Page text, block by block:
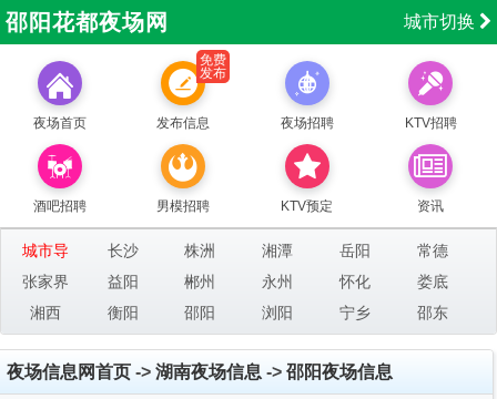
城市切换
邵阳花都夜场网
夜场首页
免费
发布
发布信息 夜场招聘 KTV招聘
酒吧招聘 男模招聘 KTV预定 资讯
城市导
航：
长沙 株洲 湘潭 岳阳
常德
张家界
益阳 郴州 永州 怀化
娄底
湘西
衡阳 邵阳 浏阳 宁乡 邵东
夜场信息网首页 -> 湖南夜场信息 -> 邵阳夜场信息